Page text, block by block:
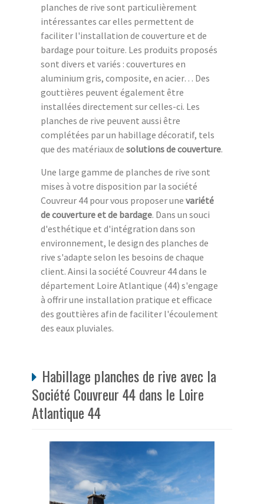
planches de rive sont particulièrement
intéressantes car elles permettent de
faciliter l'installation de couverture et de
bardage pour toiture. Les produits proposés
sont divers et variés : couvertures en
aluminium gris, composite, en acier… Des
gouttières peuvent également être
installées directement sur celles-ci. Les
planches de rive peuvent aussi être
complétées par un habillage décoratif, tels
que des matériaux de solutions de couverture.
Une large gamme de planches de rive sont
mises à votre disposition par la société
Couvreur 44 pour vous proposer une variété
de couverture et de bardage. Dans un souci
d'esthétique et d'intégration dans son
environnement, le design des planches de
rive s'adapte selon les besoins de chaque
client. Ainsi la société Couvreur 44 dans le
département Loire Atlantique (44) s'engage
à offrir une installation pratique et efficace
des gouttières afin de faciliter l'écoulement
des eaux pluviales.
Habillage planches de rive avec la
Société Couvreur 44 dans le Loire
Atlantique 44